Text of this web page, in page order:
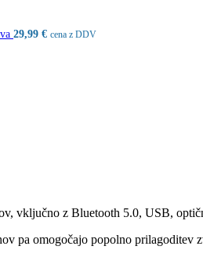
29,99 € cena z DDV
vključno z Bluetooth 5.0, USB,
pa omogočajo popolno prilagoditev